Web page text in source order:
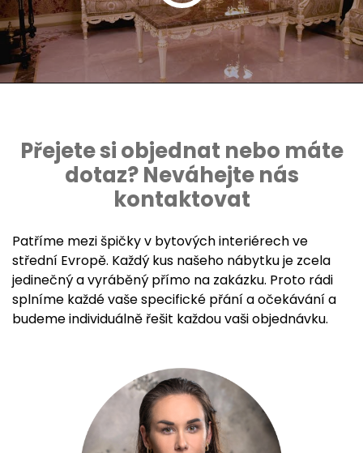
Přejete si objednat nebo máte
dotaz? Neváhejte nás
kontaktovat
Patříme mezi špičky v bytových interiérech ve
střední Evropě. Každý kus našeho nábytku je zcela
jedinečný a vyráběný přímo na zakázku. Proto rádi
splníme každé vaše specifické přání a očekávání a
budeme individuálně řešit každou vaši objednávku.